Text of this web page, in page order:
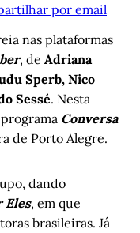
por email
nas plataformas
, de Adriana
Sperb, Nico
Sessé. Nesta
Conversa
de Porto Alegre.
dando
Eles, em que
brasileiras. Já